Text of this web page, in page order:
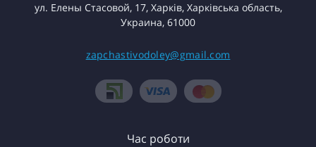
ул. Елены Стасовой, 17, Харків, Харківська область,
Украина, 61000
zapchastivodoley@gmail.com
Час роботи